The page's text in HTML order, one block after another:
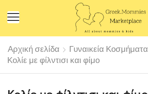
Αρχική σελίδα Γυναικεία Κοσμήματα
Κολίε με φίλντισι και φίμο